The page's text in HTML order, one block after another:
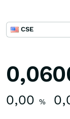
CSE
0,00 %